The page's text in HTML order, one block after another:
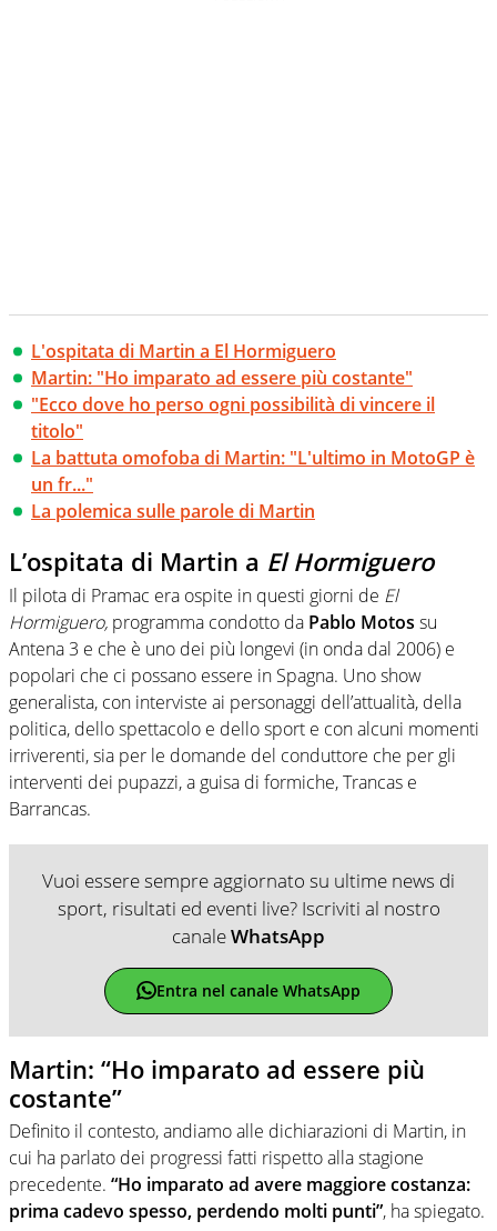
L'ospitata di Martin a El Hormiguero
Martin: "Ho imparato ad essere più costante"
"Ecco dove ho perso ogni possibilità di vincere il
titolo"
La battuta omofoba di Martin: "L'ultimo in MotoGP è
un fr..."
La polemica sulle parole di Martin
L’ospitata di Martin a El Hormiguero
Il pilota di Pramac era ospite in questi giorni de El
Hormiguero, programma condotto da Pablo Motos su
Antena 3 e che è uno dei più longevi (in onda dal 2006) e
popolari che ci possano essere in Spagna. Uno show
generalista, con interviste ai personaggi dell’attualità, della
politica, dello spettacolo e dello sport e con alcuni momenti
irriverenti, sia per le domande del conduttore che per gli
interventi dei pupazzi, a guisa di formiche, Trancas e
Barrancas.
Vuoi essere sempre aggiornato su ultime news di
sport, risultati ed eventi live? Iscriviti al nostro
canaleWhatsApp
Entra nel canale WhatsApp
Martin: “Ho imparato ad essere più
costante”
Definito il contesto, andiamo alle dichiarazioni di Martin, in
cui ha parlato dei progressi fatti rispetto alla stagione
precedente. “Ho imparato ad avere maggiore costanza:
prima cadevo spesso, perdendo molti punti”, ha spiegato.